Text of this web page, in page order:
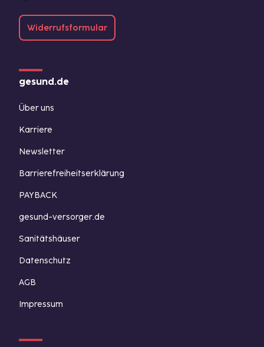
Widerrufsformular
gesund.de
Über uns
Karriere
Newsletter
Barrierefreiheitserklärung
PAYBACK
gesund-versorger.de
Sanitätshäuser
Datenschutz
AGB
Impressum